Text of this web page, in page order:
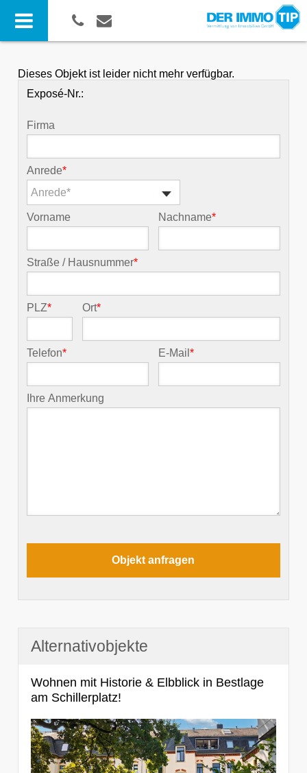
Dieses Objekt ist leider nicht mehr verfügbar.
Exposé-Nr.:
Firma
Anrede*
Anrede*
Vorname Nachname*
Straße / Hausnummer*
PLZ* Ort*
Telefon* E-Mail*
Ihre Anmerkung
Alternativobjekte
Wohnen mit Historie & Elbblick in Bestlage
am Schillerplatz!